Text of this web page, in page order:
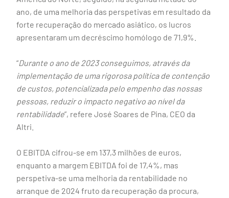
ano, de uma melhoria das perspetivas em resultado da
forte recuperação do mercado asiático, os lucros
apresentaram um decréscimo homólogo de 71,9%.
“Durante o ano de 2023 conseguimos, através da
implementação de uma rigorosa política de contenção
de custos, potencializada pelo empenho das nossas
pessoas, reduzir o impacto negativo ao nível da
rentabilidade”, refere José Soares de Pina, CEO da
Altri.
O EBITDA cifrou-se em 137,3 milhões de euros,
enquanto a margem EBITDA foi de 17,4%, mas
perspetiva-se uma melhoria da rentabilidade no
arranque de 2024 fruto da recuperação da procura,